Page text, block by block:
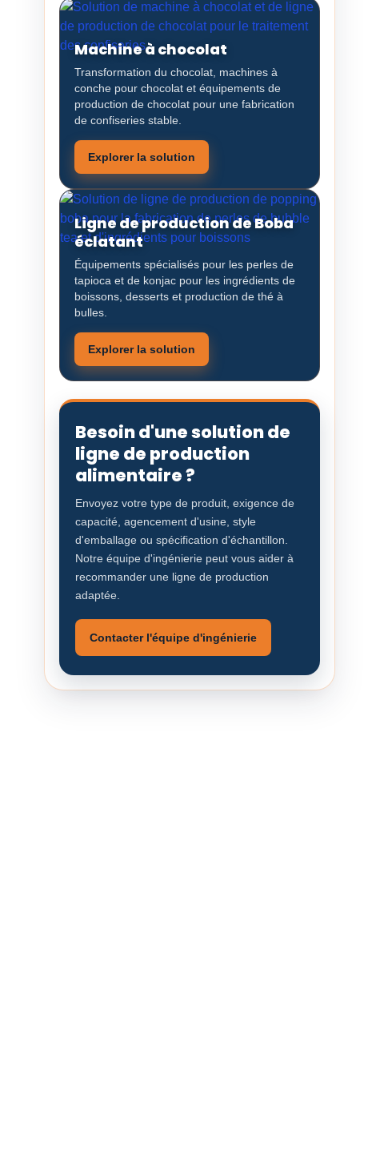
Machine à chocolat
Transformation du chocolat, machines à
conche pour chocolat et équipements de
production de chocolat pour une fabrication
de confiseries stable.
Explorer la solution
Ligne de production de Boba
éclatant
Équipements spécialisés pour les perles de
tapioca et de konjac pour les ingrédients de
boissons, desserts et production de thé à
bulles.
Explorer la solution
Besoin d'une solution de
ligne de production
alimentaire ?
Envoyez votre type de produit, exigence de
capacité, agencement d'usine, style
d'emballage ou spécification d'échantillon.
Notre équipe d'ingénierie peut vous aider à
recommander une ligne de production
adaptée.
Contacter l'équipe d'ingénierie